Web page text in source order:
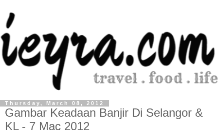
Thursday, March 08, 2012
Gambar Keadaan Banjir Di Selangor &
KL - 7 Mac 2012